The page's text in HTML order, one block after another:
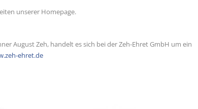
unserer Homepage.
August Zeh, handelt es sich bei der Zeh-Ehret GmbH um ein
ehret.de